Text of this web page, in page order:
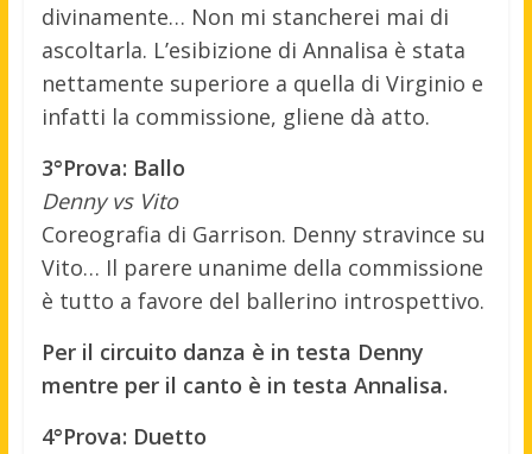
divinamente… Non mi stancherei mai di
ascoltarla. L’esibizione di Annalisa è stata
nettamente superiore a quella di Virginio e
infatti la commissione, gliene dà atto.
3°Prova: Ballo
Denny vs Vito
Coreografia di Garrison. Denny stravince su
Vito… Il parere unanime della commissione
è tutto a favore del ballerino introspettivo.
Per il circuito danza è in testa Denny
mentre per il canto è in testa Annalisa.
4°Prova: Duetto